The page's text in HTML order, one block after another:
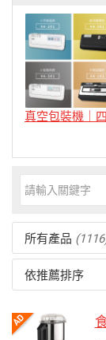
所有產品
依推薦排序